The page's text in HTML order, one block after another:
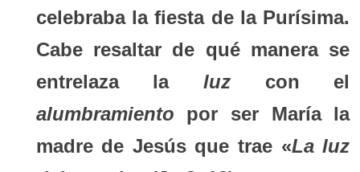
celebraba la fiesta de la Purísima.
Cabe resaltar de qué manera se
entrelaza la luz con el
alumbramiento por ser María la
madre de Jesús que trae «La luz